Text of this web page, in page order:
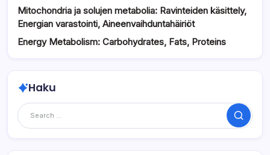
Mitochondria ja solujen metabolia: Ravinteiden käsittely,
Energian varastointi, Aineenvaihduntahäiriöt
Energy Metabolism: Carbohydrates, Fats, Proteins
Haku
Search